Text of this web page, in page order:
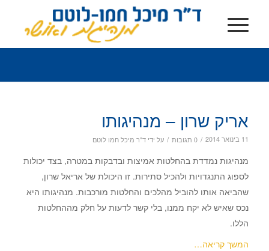
אריק שרון – מנהיגותו
11 בינואר 2014 / 0 תגובות / על ידיד"ר מיכל חמו לוטם
מנהיגות נמדדת בהחלטות אמיצות ובדבקות במטרה, בצד יכולות
לספוג התנגדויות ולהכיל סתירות. זו היכולת של אריאל שרון,
שהביאה אותו להוביל מהלכים והחלטות מורכבות. מנהיגותו היא
נכס שאיש לא יקח ממנו, בלי קשר לדעות על חלק מההחלטות
הללו.
המשך קריאה…